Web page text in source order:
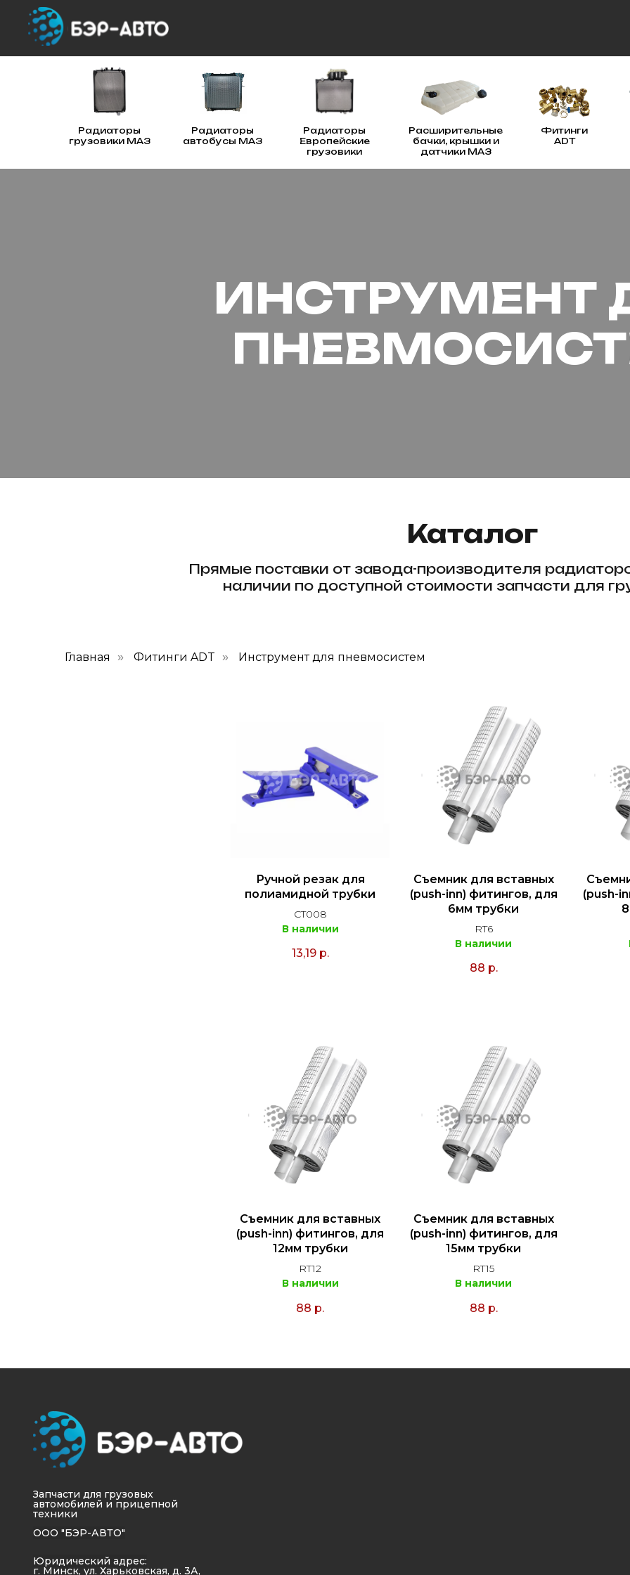
Радиаторы
грузовики МАЗ
Радиаторы
Европейские
грузовики
Фитинги
ADT
Расширительные
бачки, крышки и
датчики МАЗ
Радиаторы
автобусы МАЗ
ИНСТРУМЕНТ
Прямые поставки от завода-производителя
наличии по доступной стоимости запчасти для
Каталог
Главная » Фитинги ADT » Инструмент для пневмосистем
Ручной резак для
полиамидной трубки
CT008
В наличии
13,19 р.
Съемник для вставных
(push-inn) фитингов, для
6мм трубки
RT6
В наличии
88 р.
(push-
Съемник для вставных
(push-inn) фитингов, для
12мм трубки
RT12
В наличии
88 р.
Съемник для вставных
(push-inn) фитингов, для
15мм трубки
RT15
В наличии
88 р.
Запчасти для грузовых
автомобилей и прицепной
техники
ООО "БЭР-АВТО"
Юридический адрес:
г. Минск, ул. Харьковская, д. 3А,